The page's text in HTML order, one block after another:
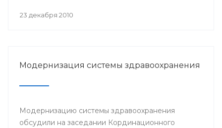
23 декабря 2010
Модернизация системы здравоохранения
Модернизацию системы здравоохранения
обсудили на заседании Кординационного